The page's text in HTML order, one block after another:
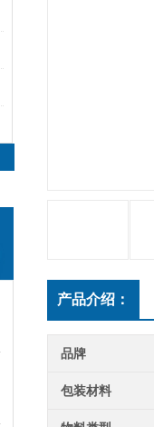
产品介绍：
品牌
包装材料